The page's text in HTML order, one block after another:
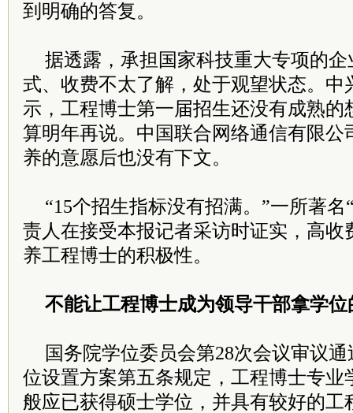
到明确的答复。
据透露，承担国家科技重大专项的
式、收费不太了解，处于观望状态。中
示，工程博士第一届招生还没有成熟的
算明年再说。中国联合网络通信有限公
养的意愿后也没有下文。
“15个招生指标没有招满。”一所著名
责人在接受本报记者采访时证实，高收
养工程博士的积极性。
不能让工程博士成为领导干部拿学位
国务院学位委员会第28次会议审议
位设置方案第五条规定，工程博士专业
般应已获得硕士学位，并具有较好的工